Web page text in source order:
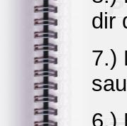
dir
7.)
6.)